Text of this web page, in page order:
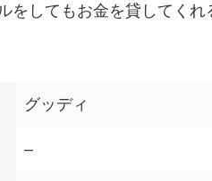
をしてもお金を貸してく
グッディ
–